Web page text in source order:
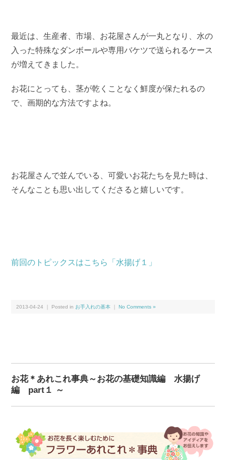
最近は、生産者、市場、お花屋さんが一丸となり、水の
入った特殊なダンボールや専用バケツで送られるケース
が増えてきました。
お花にとっても、茎が乾くことなく鮮度が保たれるの
で、画期的な方法ですよね。
お花屋さんで並んでいる、可愛いお花たちを見た時は、
そんなことも思い出してくださると嬉しいです。
前回のトピックスはこちら「水揚げ１」
2013-04-24 ｜ Posted in お手入れの基本 ｜No Comments »
お花＊あれこれ事典～お花の基礎知識編 水揚げ
編 part１ ～